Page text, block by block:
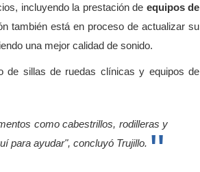
incluyendo la prestación de equipos de
también está en proceso de actualizar su
una mejor calidad de sonido.
de sillas de ruedas clínicas y equipos de
como cabestrillos, rodilleras y
para ayudar", concluyó Trujillo.